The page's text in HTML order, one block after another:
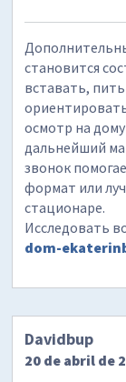
становится
вставать,
осмотр на
дальнейший
звонок
формат или
стационаре.
Исследовать
dom-
Davidbup
20 de abril de